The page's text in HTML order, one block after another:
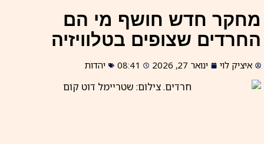
מחקר חדש חושף מי הם
החרדים שצופים בטלוויזיה
איציק לוי ינואר 27, 2026 08:41 יהדות